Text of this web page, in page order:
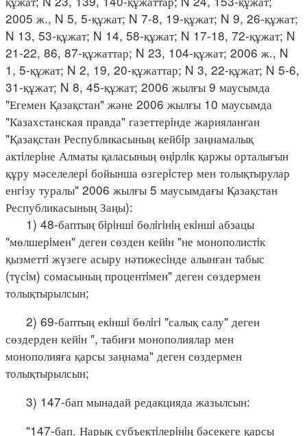
2005 ж., N 5, 5-құжат; N 7-8, 19-құжат; N 9, 26-құжат;
N 13, 53-құжат; N 14, 58-құжат; N 17-18, 72-құжат; N
21-22, 86, 87-құжаттар; N 23, 104-құжат; 2006 ж., N
1, 5-құжат; N 2, 19, 20-құжаттар; N 3, 22-құжат; N 5-6,
31-құжат; N 8, 45-құжат; 2006 жылғы 9 маусымда
"Егемен Қазақстан" және 2006 жылғы 10 маусымда
"Казахстанская правда" газеттерiнде жарияланған
"Қазақстан Республикасының кейбiр заңнамалық
актiлерiне Алматы қаласының өңiрлiк қаржы орталығын
құру мәселелерi бойынша өзгерiстер мен толықтырулар
енгiзу туралы" 2006 жылғы 5 маусымдағы Қазақстан
Республикасының Заңы):
1) 48-баптың бiрiншi бөлiгiнiң екiншi абзацы
"мөлшерiмен" деген сөзден кейiн "не монополистiк
қызметтi жүзеге асыру нәтижесiнде алынған табыс
(түсiм) сомасының процентiмен" деген сөздермен
толықтырылсын;
2) 69-баптың екiншi бөлiгi "салық салу" деген
сөздерден кейiн ", табиғи монополиялар мен
монополияға қарсы заңнама" деген сөздермен
толықтырылсын;
3) 147-бап мынадай редакцияда жазылсын:
"147-бап. Нарық субъектiлерiнiң бәсекеге қарсы